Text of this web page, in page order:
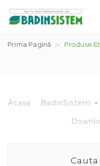
Prima Pagină Produse
Acasa BadinSistem